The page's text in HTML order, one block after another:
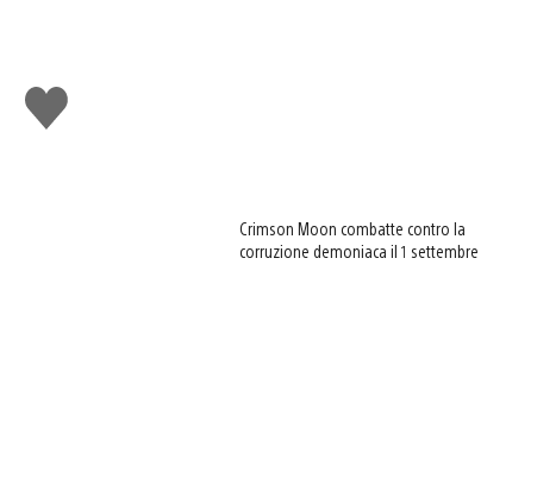
Mi
piace
Crimson Moon combatte contro la
corruzione demoniaca il 1 settembre